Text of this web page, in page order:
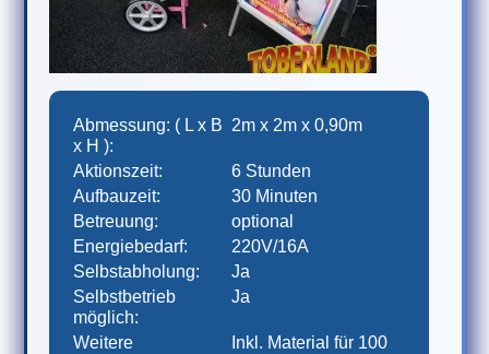
Abmessung: ( L x B
x H ):
2m x 2m x 0,90m
Aktionszeit:
6 Stunden
Aufbauzeit:
30 Minuten
Betreuung:
optional
Energiebedarf:
220V/16A
Selbstabholung:
Ja
Selbstbetrieb
möglich:
Ja
Weitere
Inkl. Material für 100